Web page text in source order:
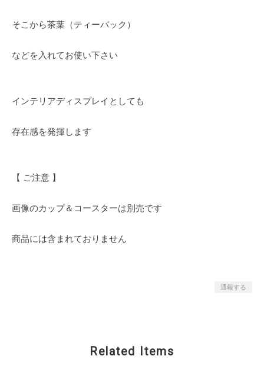
そこから茶葉（ティーバック）
などを入れてお使い下さい
インテリアディスプレイとしても
存在感を発揮します
【 ご注意 】
画像のカップ＆コースターは別売です
商品には含まれておりません
通報する
Related Items